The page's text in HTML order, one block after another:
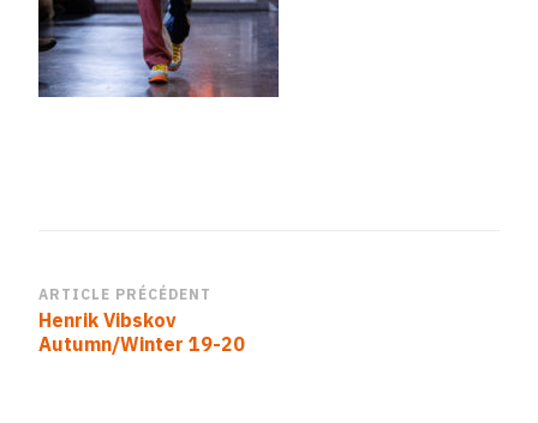
Navigation
d’article
ARTICLE PRÉCÉDENT
Henrik Vibskov
Autumn/Winter 19-20